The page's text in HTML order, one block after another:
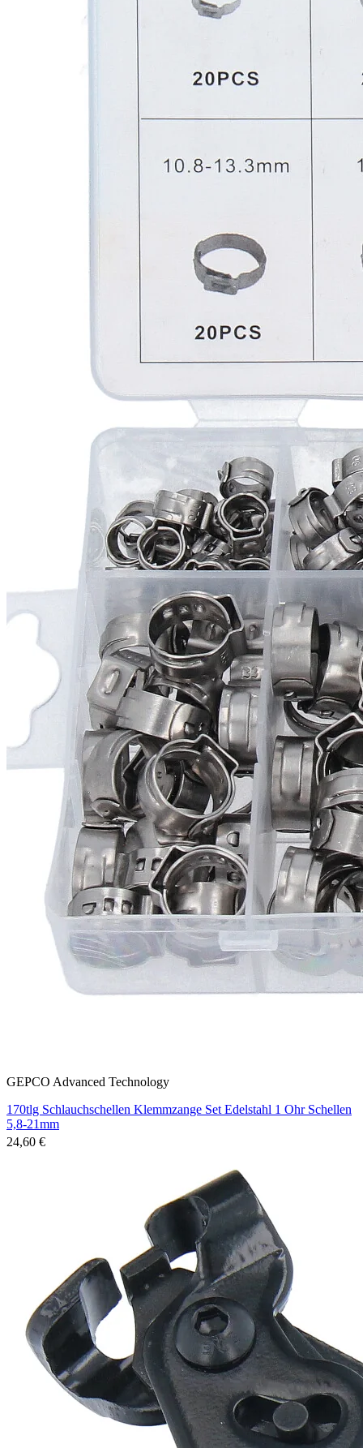
GEPCO Advanced Technology
170tlg Schlauchschellen Klemmzange Set Edelstahl 1 Ohr Schellen
5,8-21mm
24,60 €